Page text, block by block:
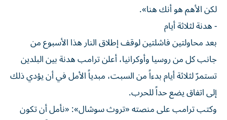
لكن الأهم هو أنك هنا».
- هدنة لثلاثة أيام
بعد محاولتين فاشلتين لوقف إطلاق النار هذا الأسبوع من
جانب كل من روسيا وأوكرانيا، أعلن ترامب هدنة بين البلدين
تستمرّ لثلاثة أيام بدءاً من السبت، مبدياً الأمل في أن يؤدي ذلك
إلى اتفاق يضع حداً للحرب.
وكتب ترامب على منصته «تروث سوشال»: «نأمل أن تكون